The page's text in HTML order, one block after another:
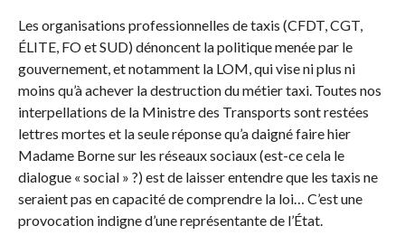
Les organisations professionnelles de taxis (CFDT, CGT,
ÉLITE, FO et SUD) dénoncent la politique menée par le
gouvernement, et notamment la LOM, qui vise ni plus ni
moins qu’à achever la destruction du métier taxi. Toutes nos
interpellations de la Ministre des Transports sont restées
lettres mortes et la seule réponse qu’a daigné faire hier
Madame Borne sur les réseaux sociaux (est-ce cela le
dialogue « social » ?) est de laisser entendre que les taxis ne
seraient pas en capacité de comprendre la loi… C’est une
provocation indigne d’une représentante de l’État.